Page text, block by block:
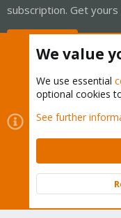
subscription. Get yours
Cookies
Contact us
Terms and
Community platform by
We value
We use essential
optional cookies
See further